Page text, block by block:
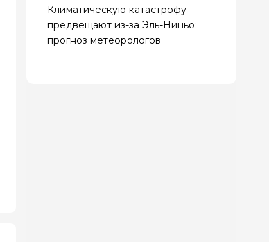
Климатическую катастрофу
предвещают из-за Эль-Ниньо:
прогноз метеорологов